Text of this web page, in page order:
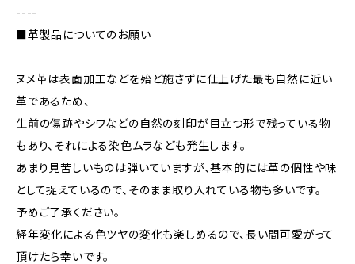
----
■革製品についてのお願い
ヌメ革は表面加工などを殆ど施さずに仕上げた最も自然に近い
革であるため、
生前の傷跡やシワなどの自然の刻印が目立つ形で残っている物
もあり、それによる染色ムラなども発生します。
あまり見苦しいものは弾いていますが、基本的には革の個性や味
として捉えているので、そのまま取り入れている物も多いです。
予めご了承ください。
経年変化による色ツヤの変化も楽しめるので、長い間可愛がって
頂けたら幸いです。